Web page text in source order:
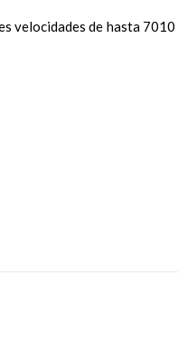
velocidades de hasta